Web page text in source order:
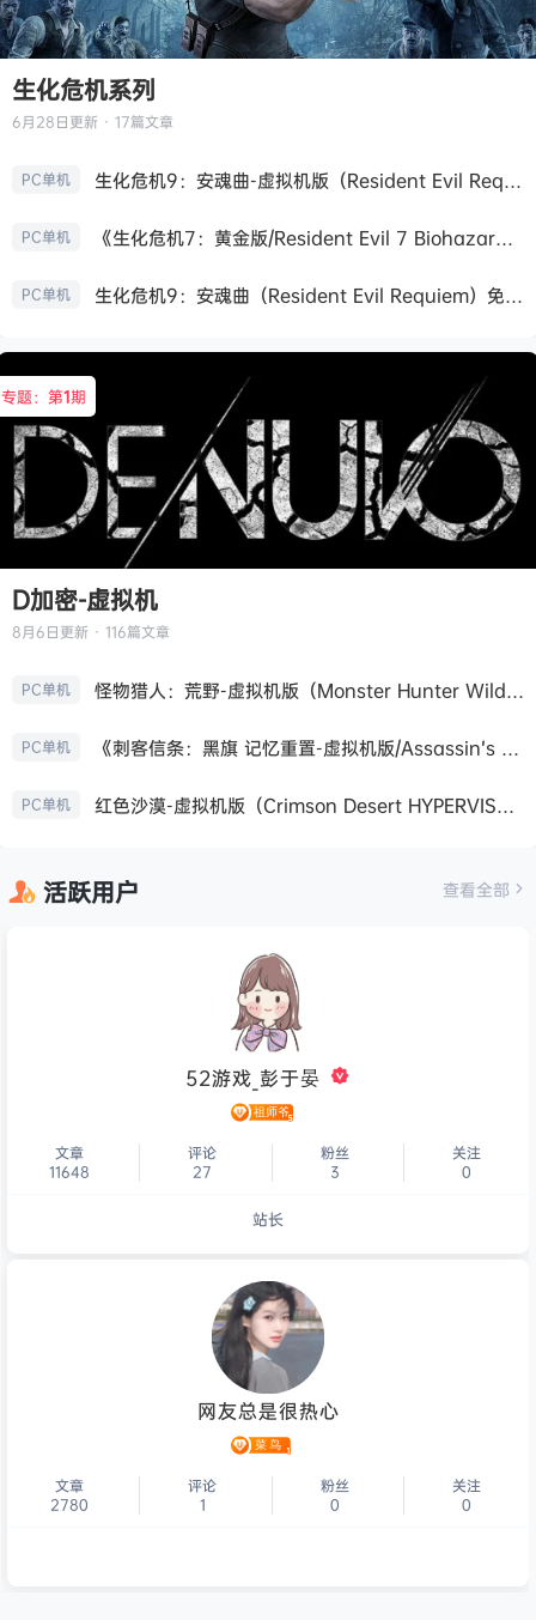
生化危机系列
6月28日更新 · 17篇文章
PC单机 生化危机9：安魂曲-虚拟机版（Resident Evil Requiem HYPERVISOR）免安装中文版
PC单机 《生化危机7：黄金版/Resident Evil 7 Biohazard》免安装中文版
PC单机 生化危机9：安魂曲（Resident Evil Requiem）免安装中文版
专题：第1期
D加密-虚拟机
8月6日更新 · 116篇文章
PC单机 怪物猎人：荒野-虚拟机版（Monster Hunter Wilds HYPERVISOR）免安装中文版
PC单机 《刺客信条：黑旗 记忆重置-虚拟机版/Assassin’s Creed Black Flag Resynced HYPERVISOR》免安装中文版
PC单机 红色沙漠-虚拟机版（Crimson Desert HYPERVISOR）免安装中文版
活跃用户 查看全部
52游戏_彭于晏
文章
11648
评论
27
粉丝
3
关注
0
站长
个人主页
网友总是很热心
文章
2780
评论
1
粉丝
0
关注
0